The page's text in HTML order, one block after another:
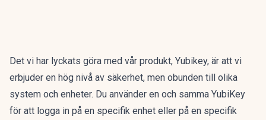
Det vi har lyckats göra med vår produkt, Yubikey, är att vi
erbjuder en hög nivå av säkerhet, men obunden till olika
system och enheter. Du använder en och samma YubiKey
för att logga in på en specifik enhet eller på en specifik